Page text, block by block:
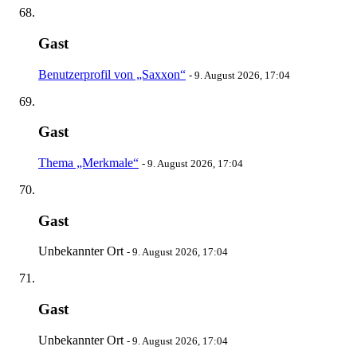
Gast
Benutzerprofil von „Saxxon“ - 9. August 2026, 17:04
Gast
Thema „Merkmale“ - 9. August 2026, 17:04
Gast
Unbekannter Ort - 9. August 2026, 17:04
Gast
Unbekannter Ort - 9. August 2026, 17:04